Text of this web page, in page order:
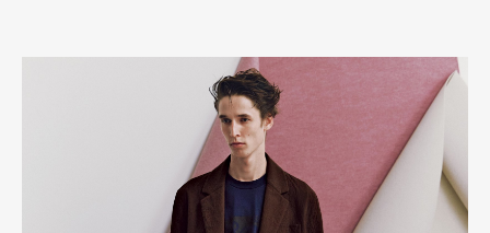
WatchFashion
Product Culture